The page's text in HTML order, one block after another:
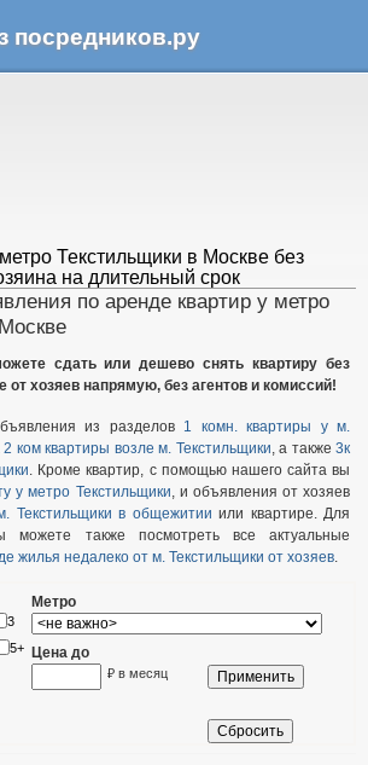
к
основному
посредников.ру
Текстильщики в Москве без
на длительный срок
по аренде квартир у метро
сдать или дешево снять квартиру без
от хозяев напрямую, без агентов и комиссий!
из разделов 1 комн. квартиры у м.
2 ком квартиры возле м. Текстильщики, а также 3к
. Кроме квартир, с помощью нашего сайта вы
у метро Текстильщики, и объявления от хозяев
Текстильщики в общежитии или квартире. Для
можете также посмотреть все актуальные
жилья недалеко от м. Текстильщики от хозяев.
3
5+
Метро
Цена до
₽ в месяц